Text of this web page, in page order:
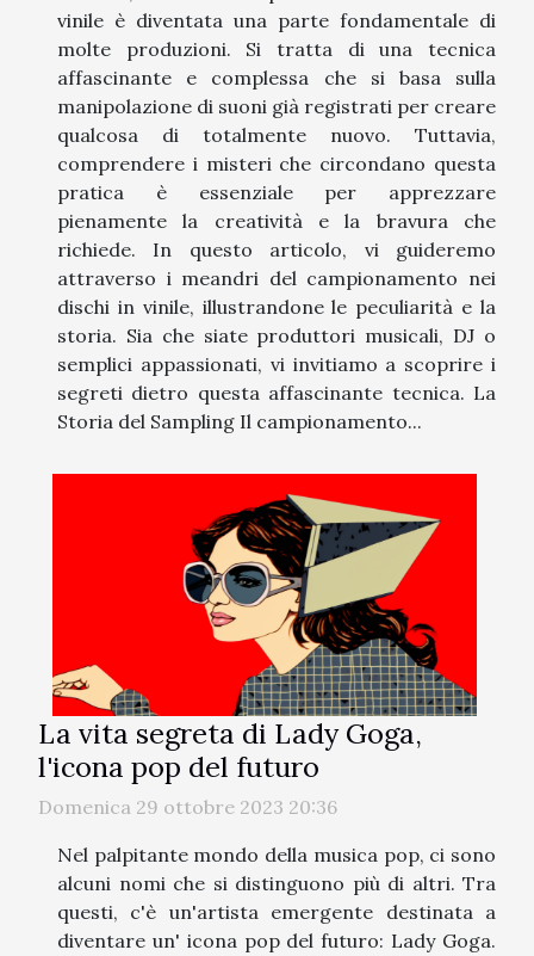
vinile è diventata una parte fondamentale di
molte produzioni. Si tratta di una tecnica
affascinante e complessa che si basa sulla
manipolazione di suoni già registrati per creare
qualcosa di totalmente nuovo. Tuttavia,
comprendere i misteri che circondano questa
pratica è essenziale per apprezzare
pienamente la creatività e la bravura che
richiede. In questo articolo, vi guideremo
attraverso i meandri del campionamento nei
dischi in vinile, illustrandone le peculiarità e la
storia. Sia che siate produttori musicali, DJ o
semplici appassionati, vi invitiamo a scoprire i
segreti dietro questa affascinante tecnica. La
Storia del Sampling Il campionamento...
La vita segreta di Lady Goga,
l'icona pop del futuro
Domenica 29 ottobre 2023 20:36
Nel palpitante mondo della musica pop, ci sono
alcuni nomi che si distinguono più di altri. Tra
questi, c'è un'artista emergente destinata a
diventare un' icona pop del futuro: Lady Goga.